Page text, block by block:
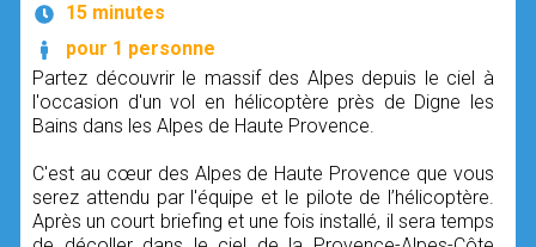
15 minutes
pour 1 personne
Partez découvrir le massif des Alpes depuis le ciel à
l'occasion d'un vol en hélicoptère près de Digne les
Bains dans les Alpes de Haute Provence.
C'est au cœur des Alpes de Haute Provence que vous
serez attendu par l'équipe et le pilote de l’hélicoptère.
Après un court briefing et une fois installé, il sera temps